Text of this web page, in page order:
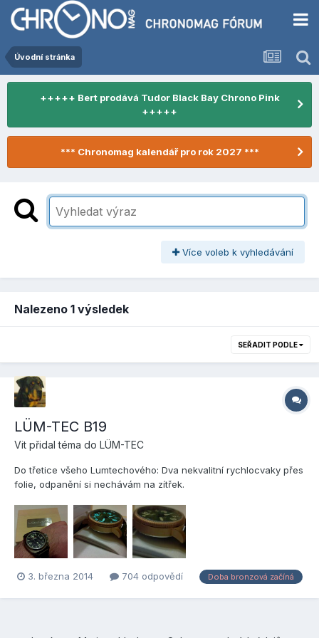
Úvodní stránka
+++++ Bert prodává Tudor Black Bay Chrono Pink
+++++
*** Chronomag kalendář pro rok 2027 ***
Více voleb k vyhledávání
Nalezeno 1 výsledek
SEŘADIT PODLE
LÜM-TEC B19
Vit přidal téma do LÜM-TEC
Do třetice všeho Lumtechového: Dva nekvalitní rychlocvaky přes
folie, odpanění si nechávám na zítřek.
3. března 2014 704 odpovědí Doba bronzová začíná